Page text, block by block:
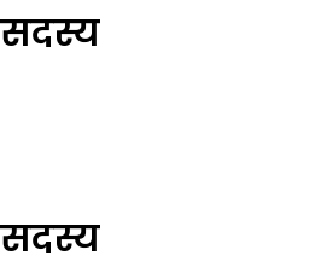
सदस्य
सदस्य